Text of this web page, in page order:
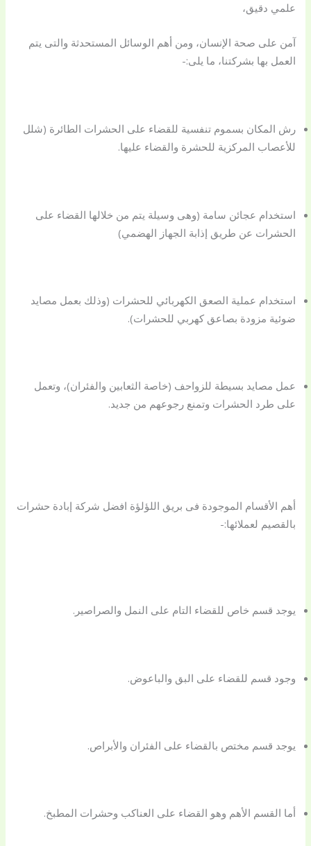
علمي دقيق،
آمن على صحة الإنسان، ومن أهم الوسائل المستحدثة والتى يتم
العمل بها بشركتنا، ما يلى:-
رش المكان بسموم تنفسية للقضاء على الحشرات الطائرة (شلل
للأعصاب المركزية للحشرة والقضاء عليها.
استخدام عجائن سامة (وهى وسيلة يتم من خلالها القضاء على
الحشرات عن طريق إذابة الجهاز الهضمي)
استخدام عملية الصعق الكهربائي للحشرات (وذلك بعمل مصايد
ضوئية مزودة بصاعق كهربي للحشرات).
عمل مصايد بسيطة للزواحف (خاصة الثعابين والفئران)، وتعمل
على طرد الحشرات وتمنع رجوعهم من جديد.
أهم الأقسام الموجودة فى بريق اللؤلؤة افضل شركة إبادة حشرات
بالقصيم لعملائها:-
يوجد قسم خاص للقضاء التام على النمل والصراصير.
وجود قسم للقضاء على البق والباعوض.
يوجد قسم مختص بالقضاء على الفئران والأبراص.
أما القسم الأهم وهو القضاء على العناكب وحشرات المطبخ.